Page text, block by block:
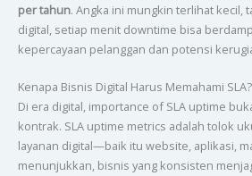
per tahun. Angka ini mungkin terlihat kecil,
digital, setiap menit downtime bisa
kepercayaan pelanggan dan potensi
Kenapa Bisnis Digital Harus Memahami SLA?
Di era digital, importance of SLA uptime
kontrak. SLA uptime metrics adalah tolok
layanan digital—baik itu website, aplikasi,
menunjukkan, bisnis yang konsisten